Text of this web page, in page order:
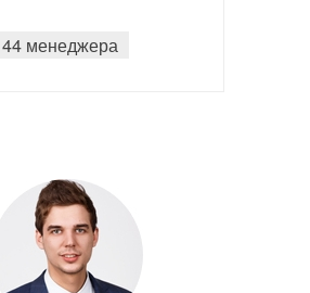
44 менеджера